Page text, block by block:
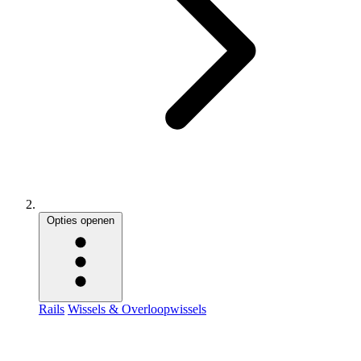
Opties openen
Rails Wissels & Overloopwissels